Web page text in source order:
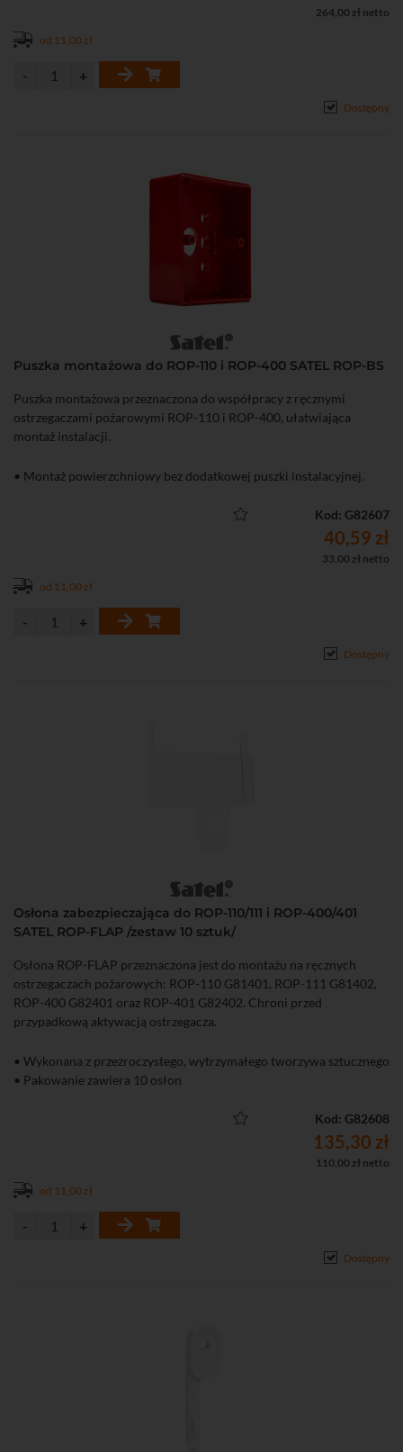
264,00 zł netto
od 11,00 zł
Dostępny
Puszka montażowa do ROP-110 i ROP-400 SATEL ROP-BS
Puszka montażowa przeznaczona do współpracy z ręcznymi
ostrzegaczami pożarowymi ROP-110 i ROP-400, ułatwiająca
montaż instalacji.
• Montaż powierzchniowy bez dodatkowej puszki instalacyjnej.
Kod: G82607
40,59 zł
33,00 zł netto
od 11,00 zł
Dostępny
Osłona zabezpieczająca do ROP-110/111 i ROP-400/401
SATEL ROP-FLAP /zestaw 10 sztuk/
Osłona ROP-FLAP przeznaczona jest do montażu na ręcznych
ostrzegaczach pożarowych: ROP-110 G81401, ROP-111 G81402,
ROP-400 G82401 oraz ROP-401 G82402. Chroni przed
przypadkową aktywacją ostrzegacza.
• Wykonana z przezroczystego, wytrzymałego tworzywa sztucznego
• Pakowanie zawiera 10 osłon
Kod: G82608
135,30 zł
110,00 zł netto
od 11,00 zł
Dostępny